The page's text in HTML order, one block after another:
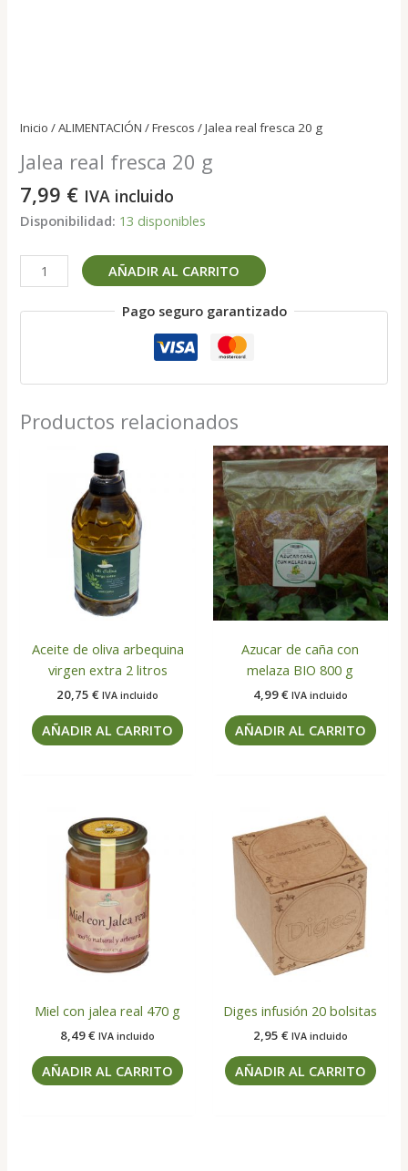
Inicio /ALIMENTACIÓN /Frescos / Jalea real fresca 20 g
Jalea real fresca 20 g
7,99 € IVA incluido
Disponibilidad: 13 disponibles
Jalea
real
AÑADIR AL CARRITO
Pago seguro garantizado
Productos relacionados
Aceite de oliva arbequina
virgen extra 2 litros
20,75€ IVA incluido
AÑADIR AL CARRITO
Azucar de caña con
melaza BIO 800 g
4,99€ IVA incluido
AÑADIR AL CARRITO
Miel con jalea real 470 g
8,49€ IVA incluido
AÑADIR AL CARRITO
Diges infusión 20 bolsitas
2,95 € IVA incluido
AÑADIR AL CARRITO